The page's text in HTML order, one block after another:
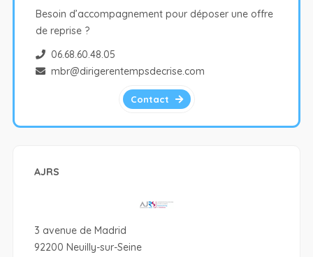
Besoin d’accompagnement pour déposer une offre
de reprise ?
06.68.60.48.05
mbr@dirigerentempsdecrise.com
Contact
AJRS
3 avenue de Madrid
92200 Neuilly-sur-Seine